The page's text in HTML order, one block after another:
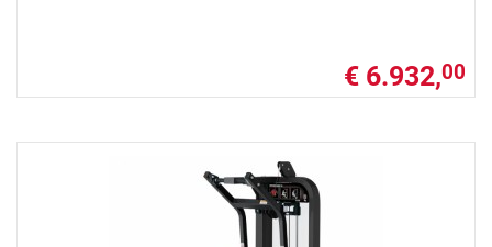
€ 6.932,00